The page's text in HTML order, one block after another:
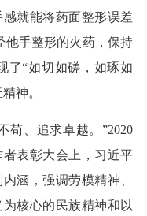
就能将药面整形误差
他手整形的火药，保持
了“如切如磋，如琢如
神。
苟、追求卓越。”2020
表彰大会上，习近平
涵，强调劳模精神、
核心的民族精神和以